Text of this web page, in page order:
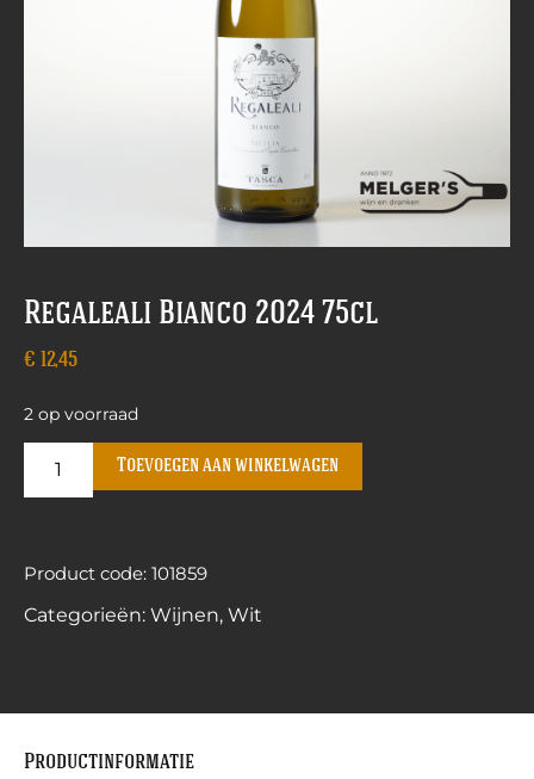
Regaleali Bianco 2024 75cl
€ 12,45
2 op voorraad
Toevoegen aan winkelwagen
Product code: 101859
Categorieën: Wijnen, Wit
Productinformatie